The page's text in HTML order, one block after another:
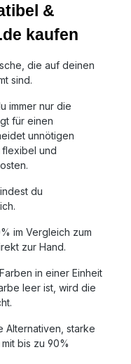
&
kaufen
die auf deinen
sind.
immer nur die
für einen
unnötigen
flexibel und
du
im Vergleich zum
zur Hand.
in einer Einheit
leer ist, wird die
Alternativen, starke
bis zu 90%